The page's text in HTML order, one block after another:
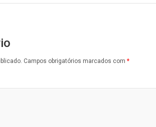
Campos obrigatórios marcados com *